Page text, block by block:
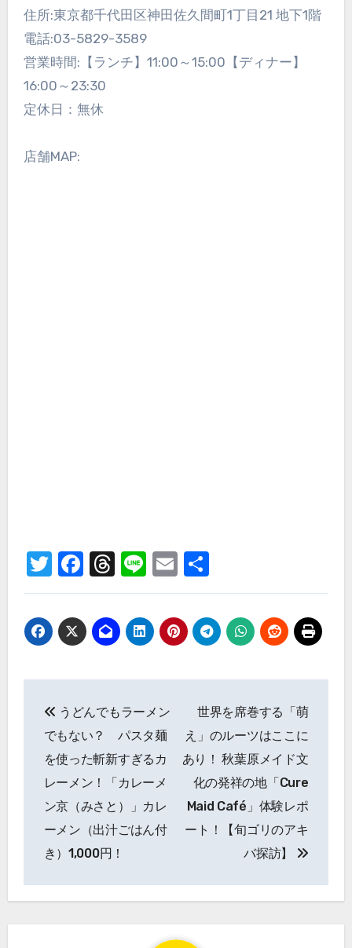
住所:東京都千代田区神田佐久間町1丁目21 地下1階
電話:03-5829-3589
営業時間:【ランチ】11:00～15:00【ディナー】
16:00～23:30
定休日：無休
店舗MAP:
Twitter
Facebook
Threads
LineEmail
共
有
稿
ナ
ビ
ゲ
ー
シ
うどんでもラーメン
でもない？ パスタ麺
を使った斬新すぎるカ
レーメン！「カレーメ
ン京（みさと）」カレ
ーメン（出汁ごはん付
き）1,000円！
世界を席巻する「萌
え」のルーツはここに
あり！ 秋葉原メイド文
化の発祥の地「Cure
Maid Café」体験レポ
ート！【旬ゴリのアキ
バ探訪】